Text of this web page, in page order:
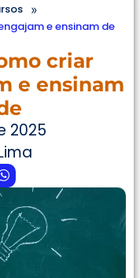
»
e ensinam de
criar
e ensinam
2025